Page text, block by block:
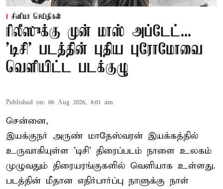
சினிமா செய்திகள்
ரிலீஸுக்கு முன் மாஸ் அப்டேட்...
'டிசி' படத்தின் புதிய புரோமோவை
வெளியிட்ட படக்குழு
Published on: 06 Aug 2026, 8:01 am
சென்னை,
இயக்குநர் அருண் மாதேஸ்வரன் இயக்கத்தில்
உருவாகியுள்ள 'டிசி' திரைப்படம் நாளை உலகம்
முழுவதும் திரையரங்குகளில் வெளியாக உள்ளது.
படத்தின் மீதான எதிர்பார்ப்பு நாளுக்கு நாள்